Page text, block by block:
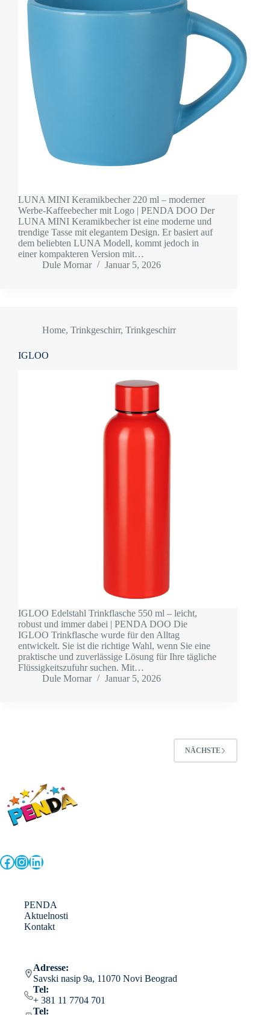
LUNA MINI Keramikbecher 220 ml – moderner
Werbe-Kaffeebecher mit Logo | PENDA DOO Der
LUNA MINI Keramikbecher ist eine moderne und
trendige Tasse mit elegantem Design. Er basiert auf
dem beliebten LUNA Modell, kommt jedoch in
einer kompakteren Version mit…
Dule Mornar
Januar 5, 2026
Home, Trinkgeschirr, Trinkgeschirr
IGLOO
IGLOO Edelstahl Trinkflasche 550 ml – leicht,
robust und immer dabei | PENDA DOO Die
IGLOO Trinkflasche wurde für den Alltag
entwickelt. Sie ist die richtige Wahl, wenn Sie eine
praktische und zuverlässige Lösung für Ihre tägliche
Flüssigkeitszufuhr suchen. Mit…
Dule Mornar
Januar 5, 2026
NÄCHSTE
Facebook
Instagram
LinkedIn
PENDA
Aktuelnosti
Kontakt
Adresse:
Savski nasip 9a, 11070 Novi Beograd
Tel:
+ 381 11 7704 701
Tel: